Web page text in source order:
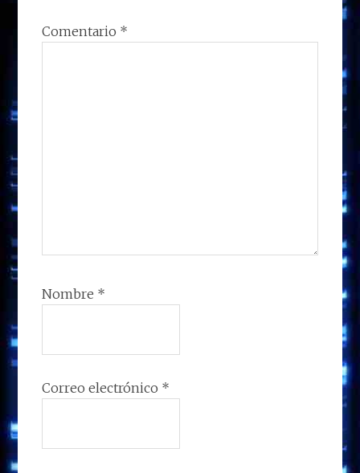
Comentario *
Nombre *
Correo electrónico *